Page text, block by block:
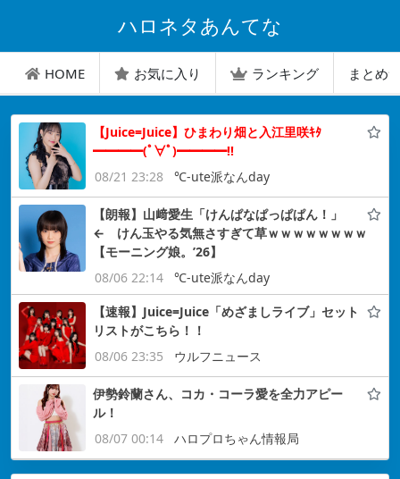
ハロネタあんてな
HOME お気に入り ランキング まとめ
【Juice=Juice】ひまわり畑と入江里咲ｷﾀ
━━━━(ﾟ∀ﾟ)━━━━!!
08/21 23:28
℃-ute派なんday
【朗報】山﨑愛生「けんぱなぱっぱぱん！」
← けん玉やる気無さすぎて草ｗｗｗｗｗｗｗｗ
【モーニング娘。’26】
08/06 22:14
℃-ute派なんday
【速報】Juice=Juice「めざましライブ」セット
リストがこちら！！
08/06 23:35
ウルフニュース
伊勢鈴蘭さん、コカ・コーラ愛を全力アピー
ル！
08/07 00:14
ハロプロちゃん情報局